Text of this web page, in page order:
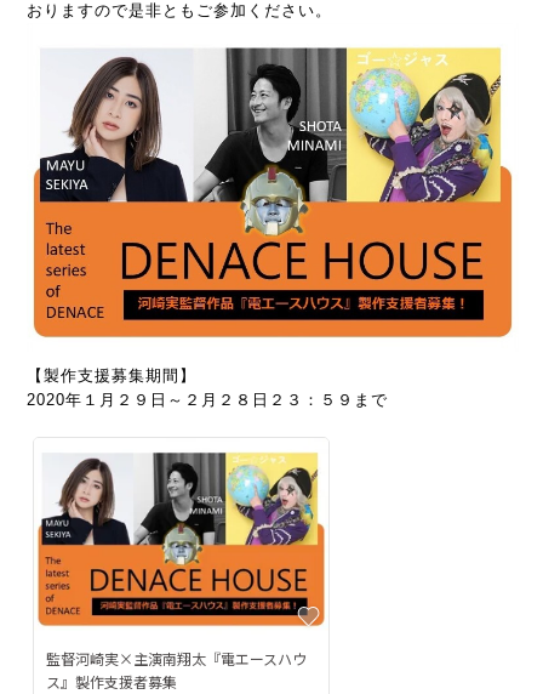
おりますので是非ともご参加ください。
【製作支援募集期間】
2020年１月２９日～２月２８日２３：５９まで